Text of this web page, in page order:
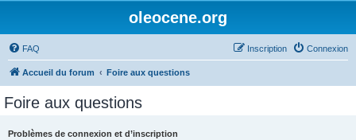
oleocene.org
FAQ Connexion
Inscription
Accueil du forum Foire aux questions
Foire aux questions
Problèmes de connexion et d’inscription